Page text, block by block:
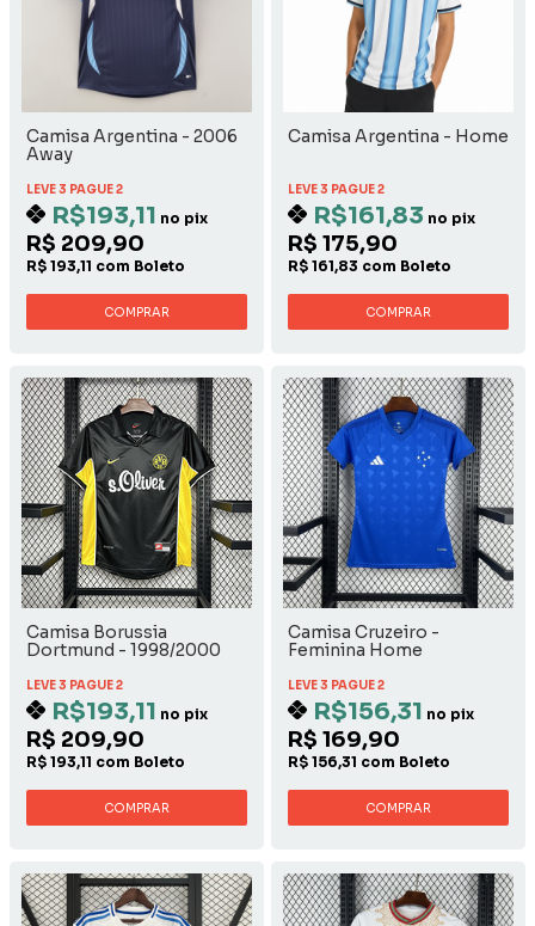
Camisa Argentina - 2006
Away
LEVE 3 PAGUE 2
R$193,11 no pix
R$ 209,90
R$ 193,11 com Boleto
COMPRAR
Camisa Argentina - Home
LEVE 3 PAGUE 2
R$161,83 no pix
R$ 175,90
R$ 161,83 com Boleto
COMPRAR
Camisa Borussia
Dortmund - 1998/2000
LEVE 3 PAGUE 2
R$193,11 no pix
R$ 209,90
R$ 193,11 com Boleto
COMPRAR
Camisa Cruzeiro -
Feminina Home
LEVE 3 PAGUE 2
R$156,31 no pix
R$ 169,90
R$ 156,31 com Boleto
COMPRAR